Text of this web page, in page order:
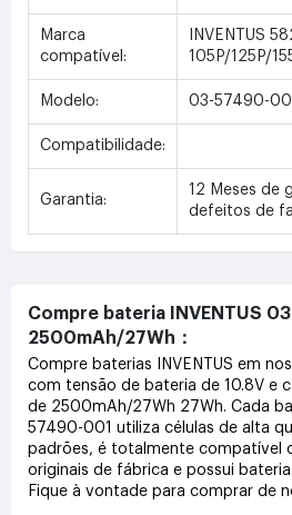
Marca
compatível:
INVENTUS
105P/125P/
Modelo: 03-57490-
Compatibilidade:
Garantia:
12 Meses de
defeitos de
Compre bateria INVENTUS
2500mAh/27Wh：
Compre baterias INVENTUS em
com tensão de bateria de 10.8V e
de 2500mAh/27Wh 27Wh. Cada
57490-001 utiliza células de alta
padrões, é totalmente compatível
originais de fábrica e possui
Fique à vontade para comprar de